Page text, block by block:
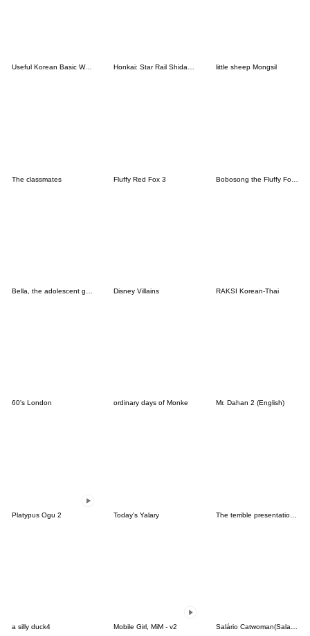
Useful Korean Basic Words & Phrases Honkai: Star Rail Shidare Chibi Stickers little sheep Mongsil
The classmates Fluffy Red Fox 3 Bobosong the Fluffy Fox 8[JP]
Disney Villains RAKSI Korean-Thai
60's London ordinary days of Monke Mr. Dahan 2 (English)
Platypus Ogu 2 Today's Yalary The terrible presentations Big Ver.
a silly duck4 Mobile Girl, MiM - v2